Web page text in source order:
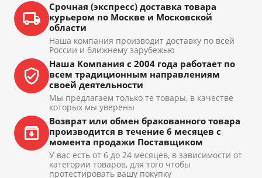
Срочная (экспресс) доставка товара
курьером по Москве и Московской
области
Наша компания производит доставку по всей
России и ближнему зарубежью
Наша Компания с 2004 года работает по
всем традиционным направлениям
своей деятельности
Мы предлагаем только те товары, в качестве
которых мы уверены
Возврат или обмен бракованного товара
производится в течение 6 месяцев с
момента продажи Поставщиком
У вас есть от 6 до 24 месяцев, в зависимости от
категории товаров, для того чтобы
протестировать вашу покупку